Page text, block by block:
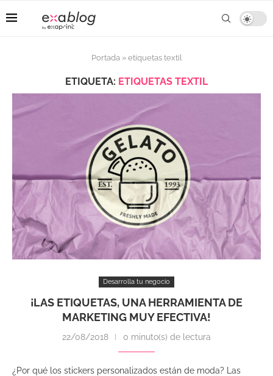
Portada» etiquetas textil
ETIQUETA: ETIQUETAS TEXTIL
Desarrolla tu negocio
¡LAS ETIQUETAS, UNA HERRAMIENTA DE
MARKETING MUY EFECTIVA!
22/08/2018 0 minuto(s) de lectura
¿Por qué los stickers personalizados están de moda? Las